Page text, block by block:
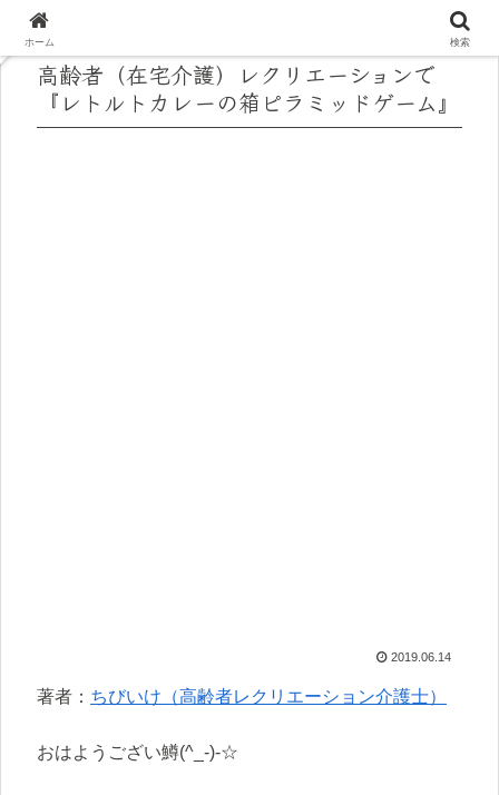
高齢者（在宅介護）レクリエーションで
『レトルトカレーの箱ピラミッドゲーム』
2019.06.14
著者： ちびいけ（高齢者レクリエーション介護士）
おはようござい鱒(^_-)-☆
ホーム 検索